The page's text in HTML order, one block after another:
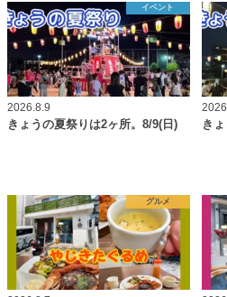
イベント
2026.8.9
きょうの夏祭りは2ヶ所。8/9(日)
き
グルメ